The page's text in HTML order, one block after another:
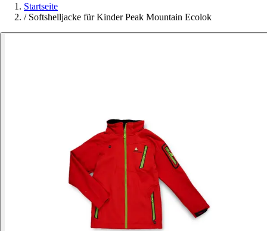
Startseite
/ Softshelljacke für Kinder Peak Mountain Ecolok